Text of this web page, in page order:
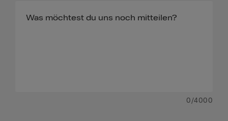
0 /4000